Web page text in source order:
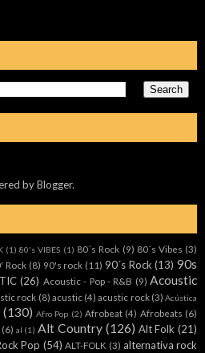
byBlogger.
(1) 80's VIBES (1) 80´s Rock (9) 80´s Vibes (3)
Rock (8) 90's rock (11) 90´s Rock (13) 90s
(26) Acoustic - Pop - R&B (9) Acoustic
rock (8) acustic (4) acustic rock (3) Acústica
(130) Afro Pop (2) Afrobeat (4) Afrobeats (6)
(6) al (1) Alt Country (126) Alt Folk (21)
Pop (54) ALT-FOLK (3) alternativa rock